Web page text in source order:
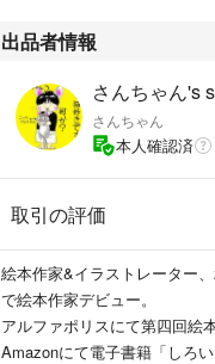
出品者情報
さんちゃん's
さんちゃん
本人確認済
取引の評価
絵本作家&イラストレーター
で絵本作家デビュー。
アルファポリスにて第四回絵
Amazonにて電子書籍「しろい